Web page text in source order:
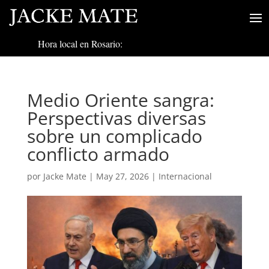
Hora local en Rosario:
Medio Oriente sangra:
Perspectivas diversas
sobre un complicado
conflicto armado
por Jacke Mate | May 27, 2026| Internacional